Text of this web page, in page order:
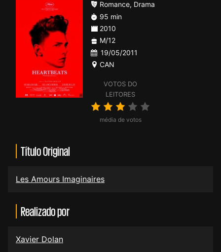
VOTOS DO
LEITORES
média de votos
Romance, Drama
95 min
2010
M/12
19/05/2011
CAN
Título Original
Les Amours Imaginaires
Realizado por
Xavier Dolan